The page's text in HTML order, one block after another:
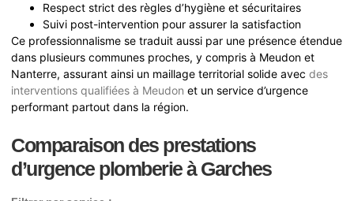
Respect strict des règles d’hygiène et sécuritaires
Suivi post-intervention pour assurer la satisfaction
Ce professionnalisme se traduit aussi par une présence étendue
dans plusieurs communes proches, y compris à Meudon et
Nanterre, assurant ainsi un maillage territorial solide avec des
interventions qualifiées à Meudon et un service d’urgence
performant partout dans la région.
Comparaison des prestations
d’urgence plomberie à Garches